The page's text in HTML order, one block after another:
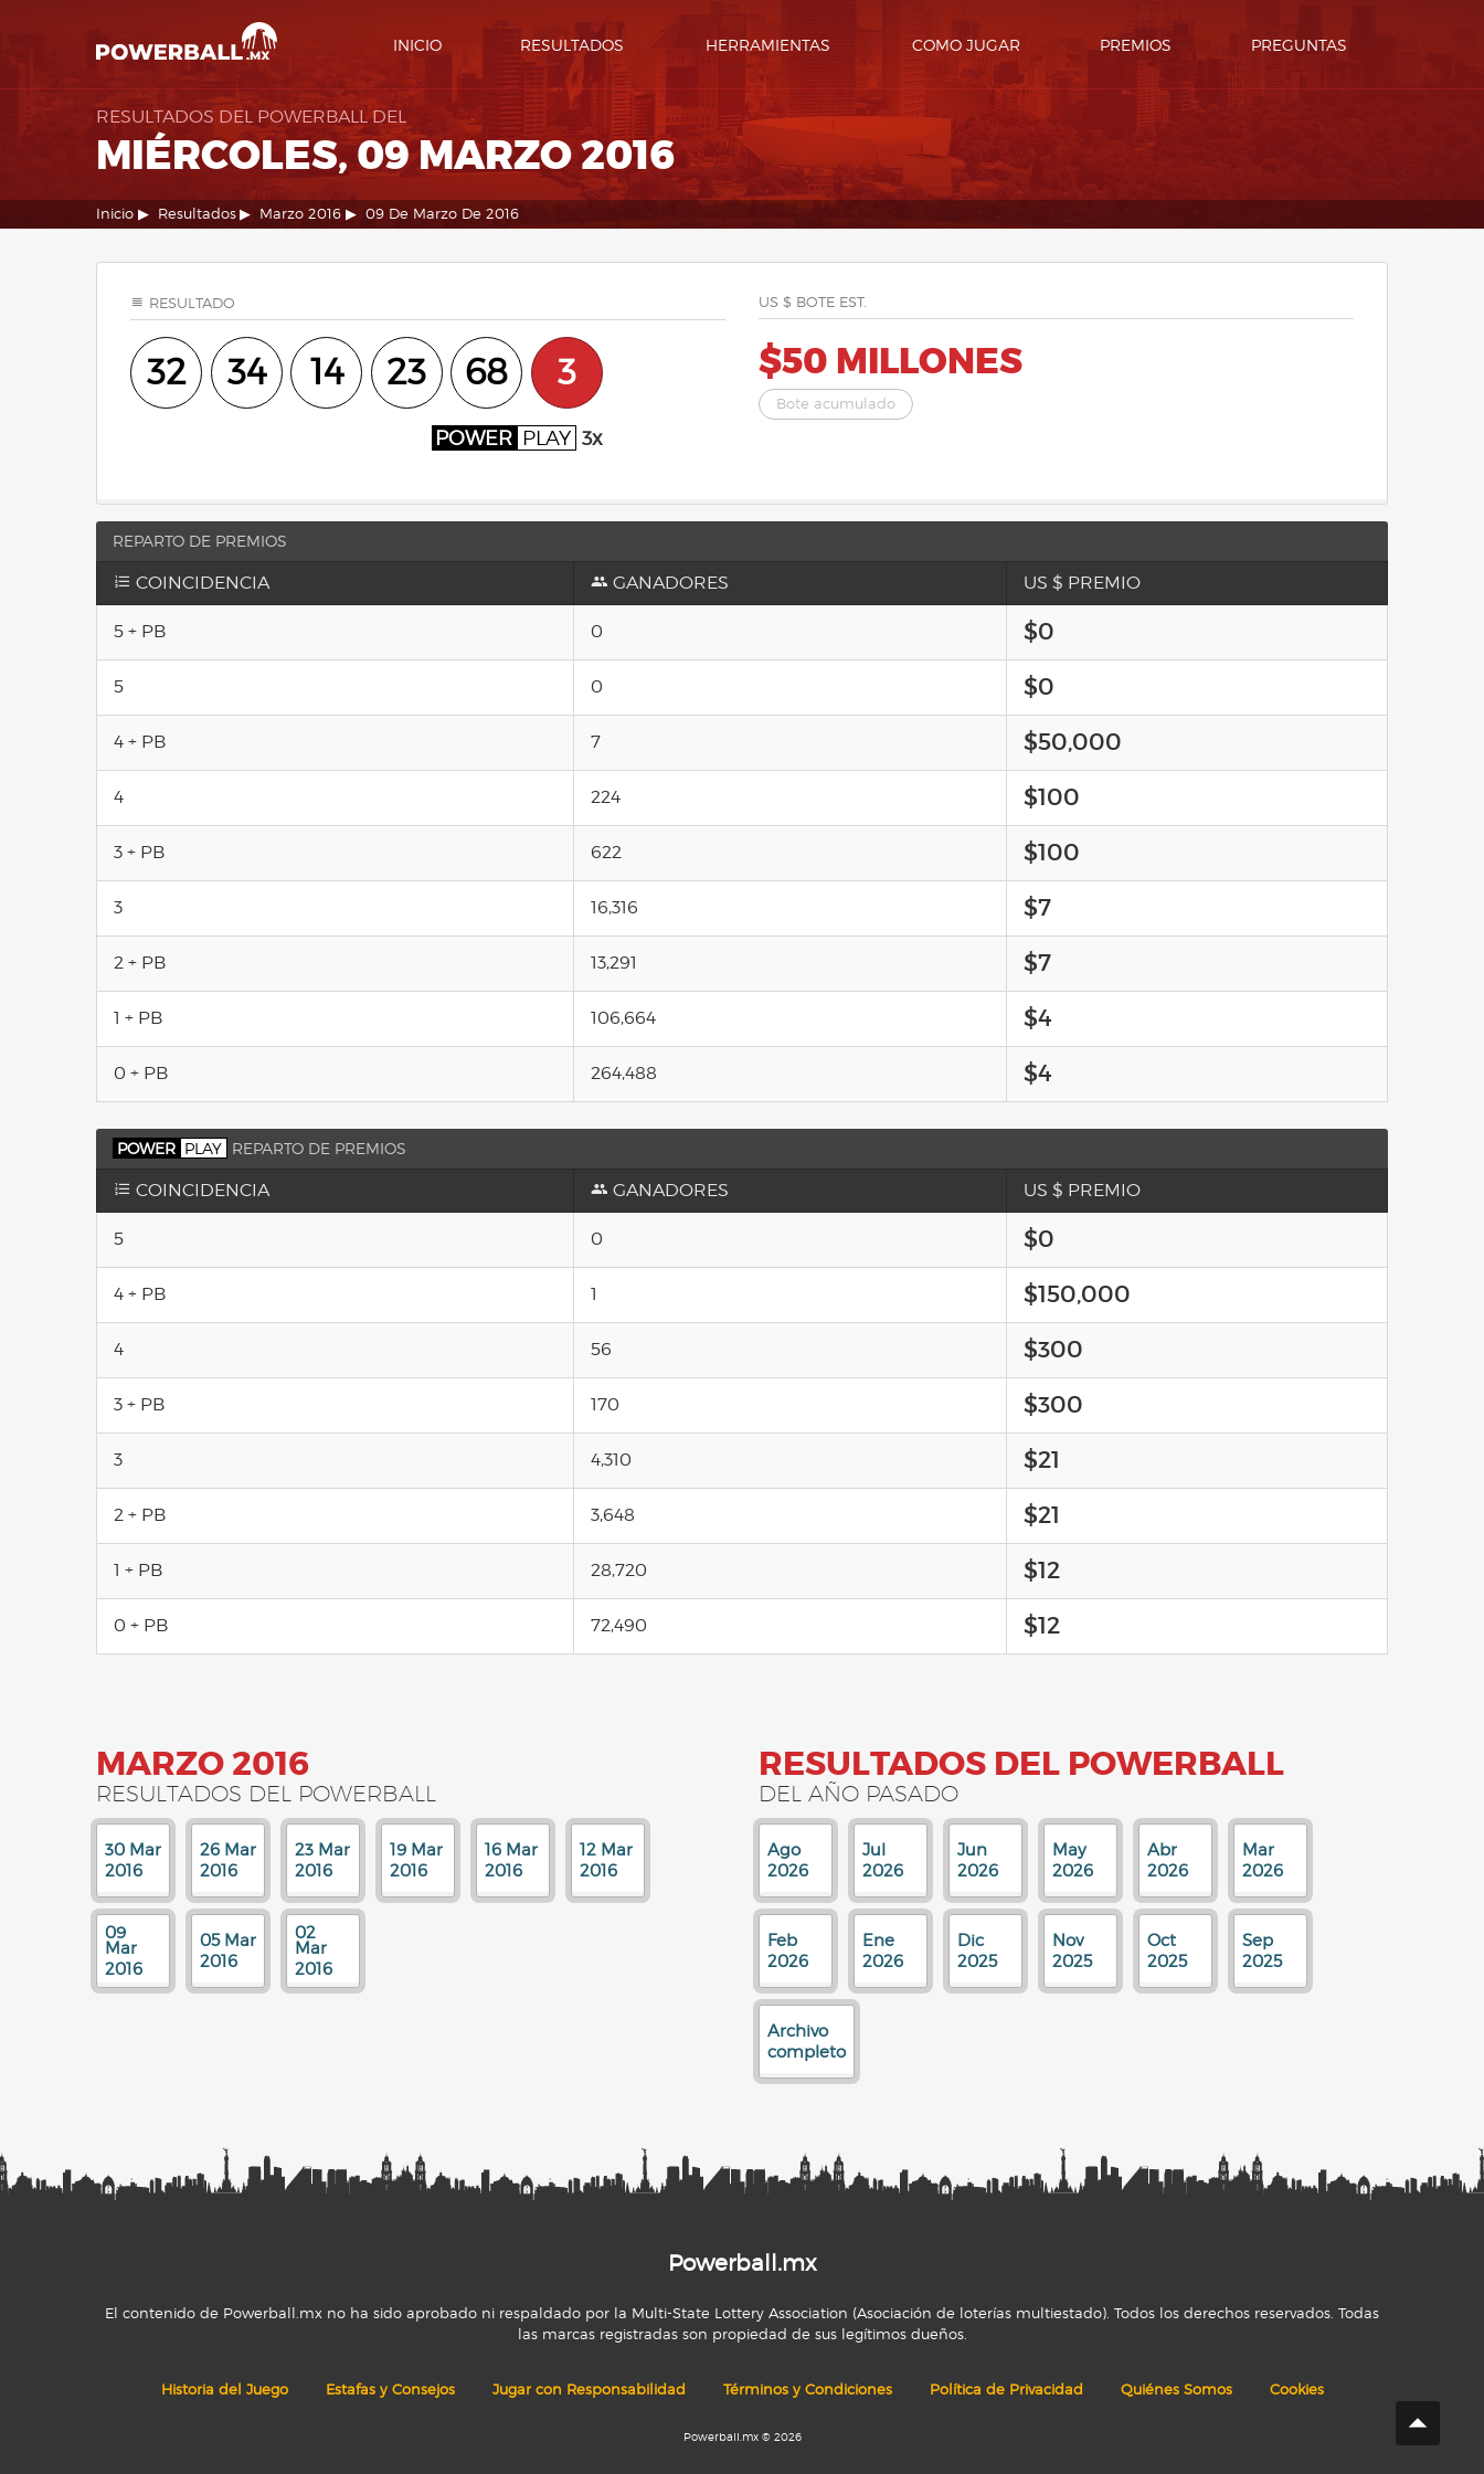
INICIO RESULTADOS HERRAMIENTAS COMO JUGAR PREMIOS PREGUNTAS
RESULTADOS DEL POWERBALL DEL
MIÉRCOLES, 09 MARZO 2016
Inicio Resultados Marzo 2016 09 De Marzo De 2016
RESULTADO
32 34 14 23 68 3
POWER PLAY 3x
US $ BOTE EST.
$50 MILLONES
Bote acumulado
REPARTO DE PREMIOS
COINCIDENCIA GANADORES US $ PREMIO
5 + PB 0 $0
5 0 $0
4 + PB 7 $50,000
4 224 $100
3 + PB 622 $100
3 16,316 $7
2 + PB 13,291 $7
1 + PB 106,664 $4
0 + PB 264,488 $4
POWER PLAY REPARTO DE PREMIOS
COINCIDENCIA GANADORES US $ PREMIO
5 0 $0
4 + PB 1 $150,000
4 56 $300
3 + PB 170 $300
3 4,310 $21
2 + PB 3,648 $21
1 + PB 28,720 $12
0 + PB 72,490 $12
MARZO 2016
RESULTADOS DEL POWERBALL
30 Mar
2016
26 Mar
2016
23 Mar
2016
19 Mar
2016
16 Mar
2016
12 Mar
2016
09
Mar
2016
05 Mar
2016
02
Mar
2016
RESULTADOS DEL POWERBALL
DEL AÑO PASADO
Ago
2026
Jul
2026
Jun
2026
May
2026
Abr
2026
Mar
2026
Feb
2026
Ene
2026
Dic
2025
Nov
2025
Oct
2025
Sep
2025
Archivo
completo
Powerball.mx
El contenido de Powerball.mx no ha sido aprobado ni respaldado por la Multi-State Lottery Association (Asociación de loterías multiestado). Todos los derechos reservados. Todas
las marcas registradas son propiedad de sus legítimos dueños.
Historia del Juego Estafas y Consejos Jugar con Responsabilidad Términos y Condiciones Política de Privacidad Quiénes Somos Cookies
Powerball.mx © 2026